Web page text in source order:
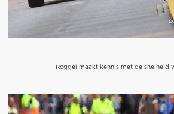
Roggel maakt kennis met de snelheid